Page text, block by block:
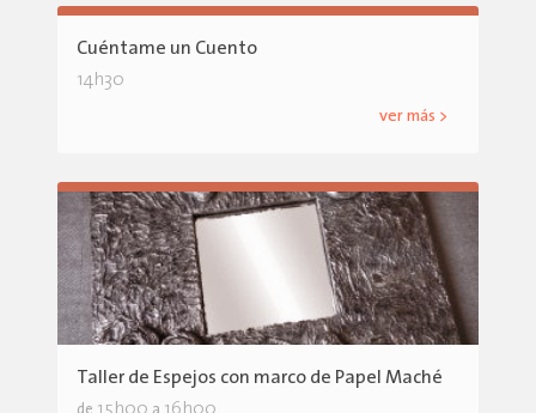
Cuéntame un Cuento
14h30
ver más >
Taller de Espejos con marco de Papel Maché